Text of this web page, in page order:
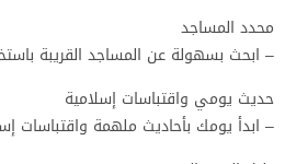
محدد المساجد
– ابحث بسهولة عن المساجد القريبة
حديث يومي واقتباسات إسلامية
– ابدأ يومك بأحاديث ملهمة واقتباسات